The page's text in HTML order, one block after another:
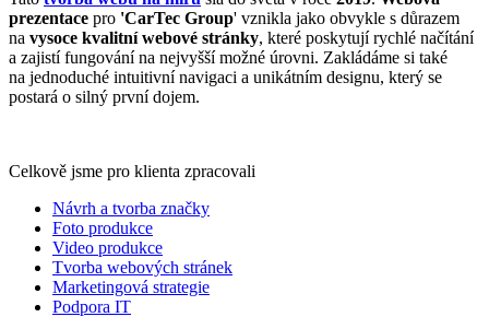
prezentace pro 'CarTec Group' vznikla jako obvykle s důrazem
na vysoce kvalitní webové stránky, které poskytují rychlé načítání
a zajistí fungování na nejvyšší možné úrovni. Zakládáme si také
na jednoduché intuitivní navigaci a unikátním designu, který se
postará o silný první dojem.
Celkově jsme pro klienta zpracovali
Návrh a tvorba značky
Foto produkce
Video produkce
Tvorba webových stránek
Marketingová strategie
Podpora IT